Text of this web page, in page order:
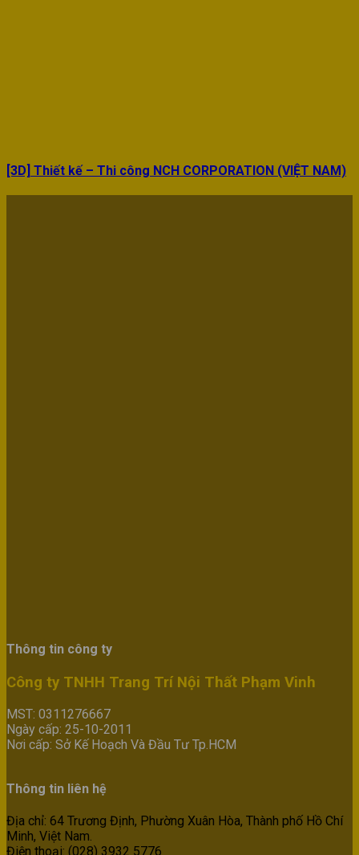
[3D] Thiết kế – Thi công NCH CORPORATION (VIỆT NAM)
Thông tin công ty
Công ty TNHH Trang Trí Nội Thất Phạm Vinh
MST: 0311276667
Ngày cấp: 25-10-2011
Nơi cấp: Sở Kế Hoạch Và Đầu Tư Tp.HCM
Thông tin liên hệ
Địa chỉ: 64 Trương Định, Phường Xuân Hòa, Thành phố Hồ Chí
Minh, Việt Nam.
Điện thoại: (028) 3932 5776